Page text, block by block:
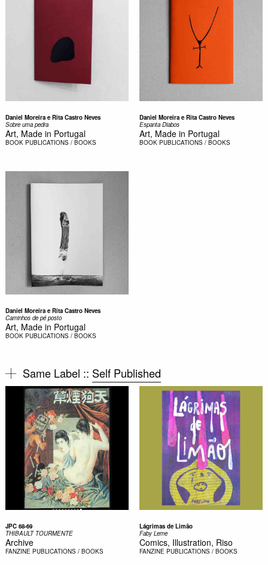
Daniel Moreira e Rita Castro Neves
Sobre uma pedra
Art, Made in Portugal
BOOK PUBLICATIONS / BOOKS
Daniel Moreira e Rita Castro Neves
Espanta Diabos
Art, Made in Portugal
BOOK PUBLICATIONS / BOOKS
Daniel Moreira e Rita Castro Neves
Caminhos de pé posto
Art, Made in Portugal
BOOK PUBLICATIONS / BOOKS
Same Label :: Self Published
JPC 68-69
THIBAULT TOURMENTE
Archive
FANZINE PUBLICATIONS / BOOKS
Lágrimas de Limão
Faby Leme
Comics, Illustration, Riso
FANZINE PUBLICATIONS / BOOKS